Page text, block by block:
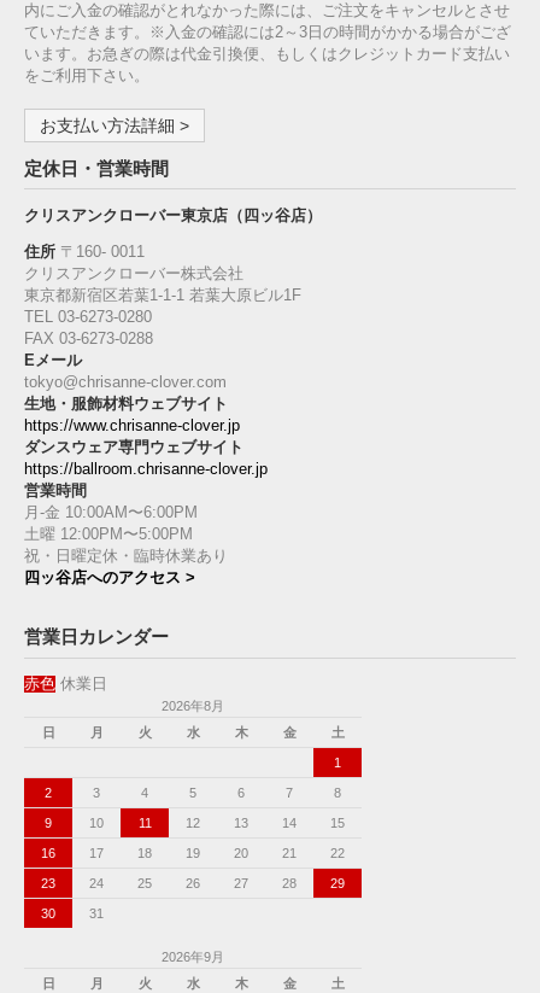
内にご入金の確認がとれなかった際には、ご注文をキャンセルとさせ
ていただきます。※入金の確認には2～3日の時間がかかる場合がござ
います。お急ぎの際は代金引換便、もしくはクレジットカード支払い
をご利用下さい。
お支払い方法詳細 >
定休日・営業時間
クリスアンクローバー東京店（四ッ谷店）
住所 〒160‐ 0011
クリスアンクローバー株式会社
東京都新宿区若葉1‐1-1 若葉大原ビル1F
TEL 03-6273-0280
FAX 03-6273-0288
Eメール
tokyo@chrisanne-clover.com
生地・服飾材料ウェブサイト
https://www.chrisanne-clover.jp
ダンスウェア専門ウェブサイト
https://ballroom.chrisanne-clover.jp
営業時間
月-金 10:00AM〜6:00PM
土曜 12:00PM〜5:00PM
祝・日曜定休・臨時休業あり
四ッ谷店へのアクセス >
営業日カレンダー
赤色 休業日
2026年8月
日
月 火 水 木 金 土
1
2 3 4 5 6 7 8
9 10 11 12 13 14 15
16 17 18 19 20 21 22
23 24 25 26 27 28 29
30 31
2026年9月
日
月 火 水 木 金 土